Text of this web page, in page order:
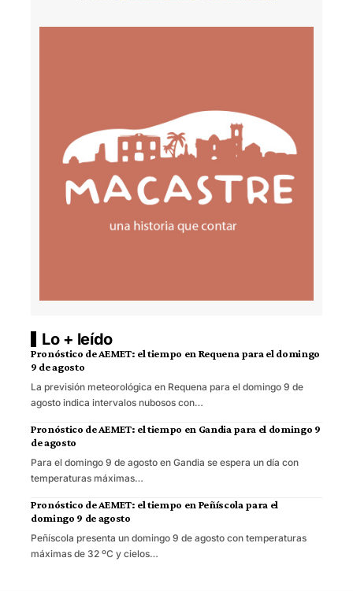
Lo + leído
Pronóstico de AEMET: el tiempo en Requena para el domingo
9 de agosto
La previsión meteorológica en Requena para el domingo 9 de
agosto indica intervalos nubosos con…
Pronóstico de AEMET: el tiempo en Gandia para el domingo 9
de agosto
Para el domingo 9 de agosto en Gandia se espera un día con
temperaturas máximas…
Pronóstico de AEMET: el tiempo en Peñíscola para el
domingo 9 de agosto
Peñíscola presenta un domingo 9 de agosto con temperaturas
máximas de 32 ºC y cielos…